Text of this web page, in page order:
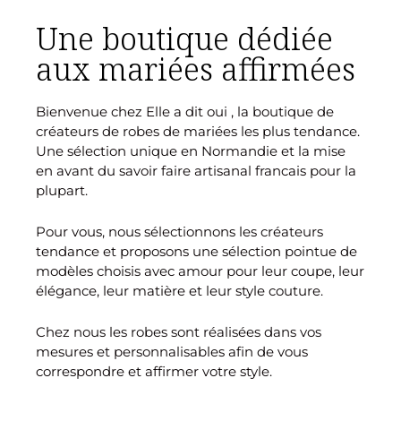
Une boutique dédiée
aux mariées affirmées
Bienvenue chez Elle a dit oui , la boutique de
créateurs de robes de mariées les plus tendance.
Une sélection unique en Normandie et la mise
en avant du savoir faire artisanal francais pour la
plupart.
Pour vous, nous sélectionnons les créateurs
tendance et proposons une sélection pointue de
modèles choisis avec amour pour leur coupe, leur
élégance, leur matière et leur style couture.
Chez nous les robes sont réalisées dans vos
mesures et personnalisables afin de vous
correspondre et affirmer votre style.